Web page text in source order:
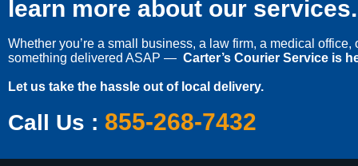
learn more about our services.
Whether you’re a small business, a law firm, a medical
something delivered ASAP — Carter’s Courier Service is
Let us take the hassle out of local delivery.
Call Us : 855-268-7432